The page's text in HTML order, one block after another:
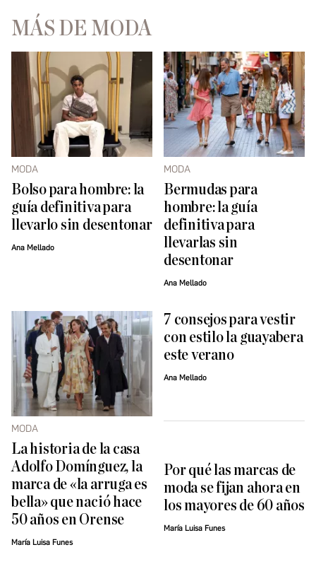
MÁS DE MODA
MODA
Bolso para hombre: la
guía definitiva para
llevarlo sin desentonar
Ana Mellado
MODA
Bermudas para
hombre: la guía
definitiva para
llevarlas sin
desentonar
Ana Mellado
MODA
La historia de la casa
Adolfo Domínguez, la
marca de «la arruga es
bella» que nació hace
50 años en Orense
María Luisa Funes
7 consejos para vestir
con estilo la guayabera
este verano
Ana Mellado
Por qué las marcas de
moda se fijan ahora en
los mayores de 60 años
María Luisa Funes